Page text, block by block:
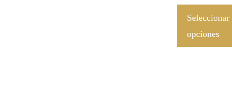
Seleccionar
opciones